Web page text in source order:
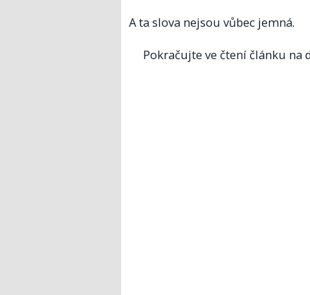
A ta slova nejsou vůbec jemná.
Pokračujte ve čtení článku na